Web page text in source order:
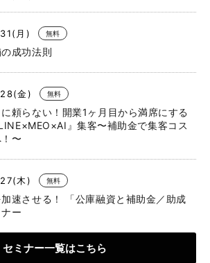
月) 無料
成功法則
金) 無料
頼らない！開業1ヶ月目から満席にする
』集客〜補助金で集客コス
〜
木) 無料
速させる！ 「公庫融資と補助金／助成
ー
セミナー一覧はこちら